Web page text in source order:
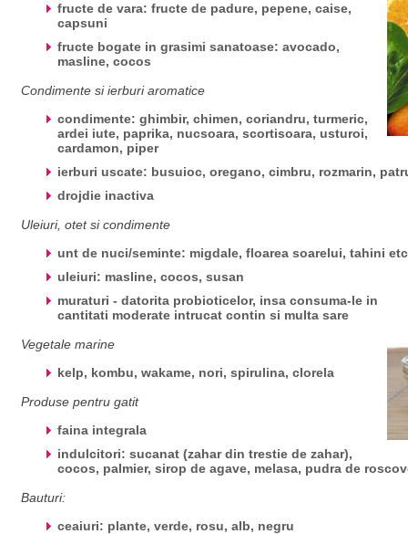
fructe de vara: fructe de padure, pepene, caise,
capsuni
fructe bogate in grasimi sanatoase: avocado,
masline, cocos
Condimente si ierburi aromatice
condimente: ghimbir, chimen, coriandru, turmeric,
ardei iute, paprika, nucsoara, scortisoara, usturoi,
cardamon, piper
ierburi uscate: busuioc, oregano, cimbru, rozmarin,
drojdie inactiva
Uleiuri, otet si condimente
unt de nuci/seminte: migdale, floarea soarelui, tahini
uleiuri: masline, cocos, susan
muraturi - datorita probioticelor, insa consuma-le in
cantitati moderate intrucat contin si multa sare
Vegetale marine
kelp, kombu, wakame, nori, spirulina, clorela
Produse pentru gatit
faina integrala
indulcitori: sucanat (zahar din trestie de zahar),
cocos, palmier, sirop de agave, melasa, pudra de
Bauturi:
ceaiuri: plante, verde, rosu, alb, negru